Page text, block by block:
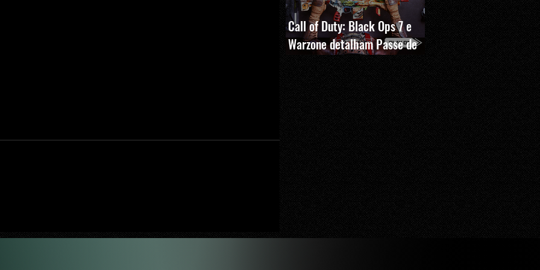
Halo: Campaign Evolved estreia com
Call of Duty: Black Ops 7 e
Warzone detalham Passe de
Batalha, BlackCell e novas
recompensas da Temporada 5